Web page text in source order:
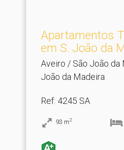
Apartamentos
em S.​ João da
Aveiro / São João da
João da Madeira
Ref: 4245 SA
93 m2